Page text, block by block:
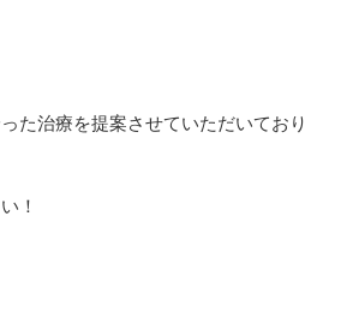
た治療を提案させていただいており
！